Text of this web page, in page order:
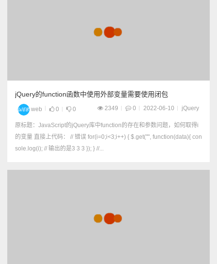
jQuery的function函数中使用外部变量需要使用闭包
web 0 0 2349 0 2022-06-10 jQuery
原标题：JavaScript的jQuery库中function的存在和参数问题，如何取得i
的变量 直接上代码： // 错误 for(i=0;i<3;i++) { $.get("", function(data){ con
sole.log(i); // 输出的是3 3 3 }); } //...